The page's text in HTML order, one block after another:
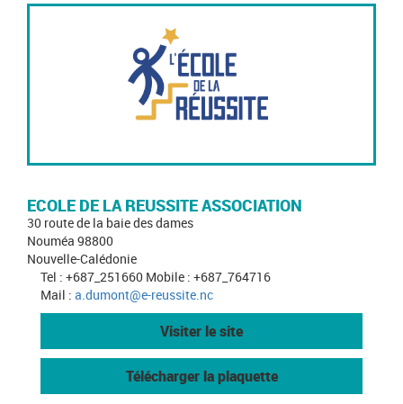
ECOLE DE LA REUSSITE ASSOCIATION
30 route de la baie des dames
Nouméa 98800
Nouvelle-Calédonie
Tel : +687_251660 Mobile : +687_764716
Mail : a.dumont@e-reussite.nc
Visiter le site
Télécharger la plaquette